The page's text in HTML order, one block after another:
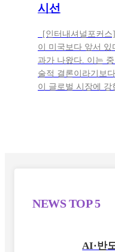
시선
[인터내셔널포커
이 미국보다 앞서
과가 나왔다. 이는
술적 결론이라기보
이 글로벌 시장에 강
NEWSTOP 5
AI·반